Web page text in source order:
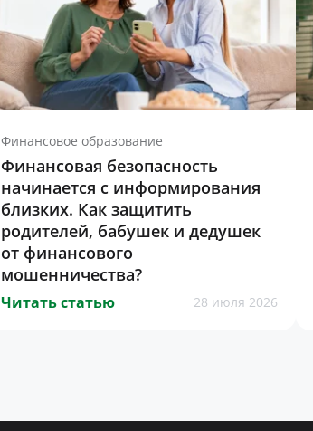
Финансовое образование
Финансовая безопасность
начинается с информирования
близких. Как защитить
родителей, бабушек и дедушек
от финансового
мошенничества?
Читать статью 28 июля 2026